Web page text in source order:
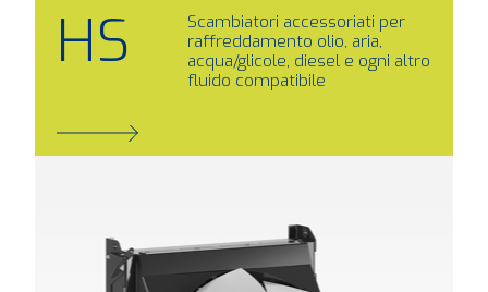
HS
Scambiatori accessoriati per
raffreddamento olio, aria,
acqua/glicole, diesel e ogni altro
fluido compatibile